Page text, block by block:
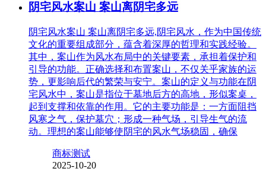
阴宅风水案山 案山离阴宅多远
阴宅风水案山 案山离阴宅多远,阴宅风水，作为中国传统
文化的重要组成部分，蕴含着深厚的哲理和实践经验。
其中，案山作为风水布局中的关键要素，承担着保护和
引导的功能。正确选择和布置案山，不仅关乎家族的运
势，更影响后代的繁荣与安宁。案山的定义与功能在阴
宅风水中，案山是指位于墓地后方的高地，形似案桌，
起到支撑和依靠的作用。它的主要功能是：一方面阻挡
风寒之气，保护墓穴；形成一种气场，引导生气的流
动。理想的案山能够使阴宅的风水气场稳固，确保
商标测试
2025-10-20